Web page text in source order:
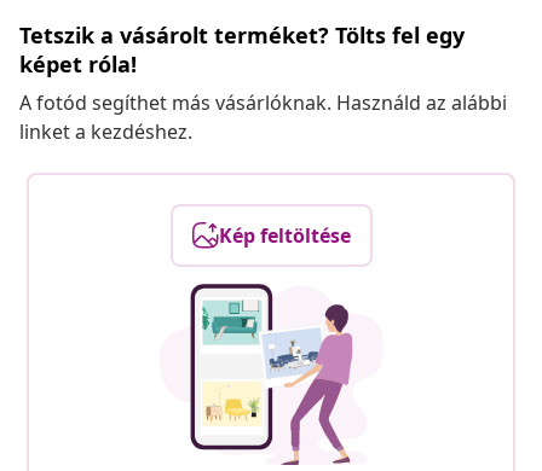
Tetszik a vásárolt terméket? Tölts fel egy
képet róla!
A fotód segíthet más vásárlóknak. Használd az alábbi
linket a kezdéshez.
Kép feltöltése